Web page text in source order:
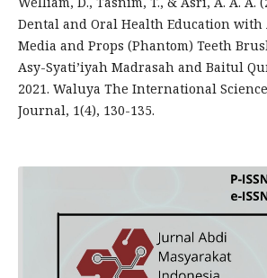
Dental and Oral Health Education with
Media and Props (Phantom) Teeth
Asy-Syati’iyah Madrasah and Baitul
2021. Waluya The International
Journal, 1(4), 130-135.